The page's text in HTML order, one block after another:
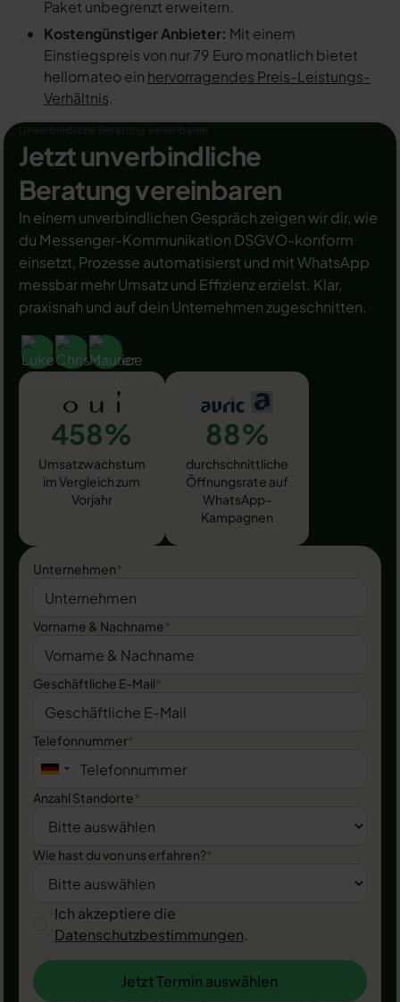
Paket unbegrenzt erweitern.
Kostengünstiger Anbieter: Mit einem
Einstiegspreis von nur 79 Euro monatlich bietet
hellomateo ein hervorragendes Preis-Leistungs-
Verhältnis.
Jetzt unverbindliche
Beratung vereinbaren
In einem unverbindlichen Gespräch zeigen wir dir, wie
du Messenger-Kommunikation DSGVO-konform
einsetzt, Prozesse automatisierst und mit WhatsApp
messbar mehr Umsatz und Effizienz erzielst. Klar,
praxisnah und auf dein Unternehmen zugeschnitten.
458%
Umsatzwachstum
im Vergleich zum
Vorjahr
88%
durchschnittliche
Öffnungsrate auf
WhatsApp-
Kampagnen
Unternehmen*
Vorname & Nachname*
Geschäftliche E-Mail*
Telefonnummer*
Anzahl Standorte*
Wie hast du von uns erfahren?*
Ich akzeptiere die
Datenschutzbestimmungen.
Jetzt Termin auswählen
Jetzt Termin auswählen